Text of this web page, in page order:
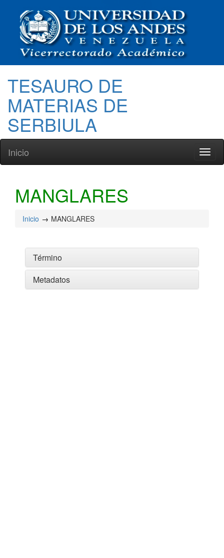
TESAURO DE
MATERIAS DE
SERBIULA
Inicio
MANGLARES
Inicio MANGLARES
Término
Metadatos